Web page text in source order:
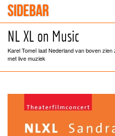
SIDEBAR
NL XL on Music
Karel Tomeï laat Nederland van boven
met live muziek